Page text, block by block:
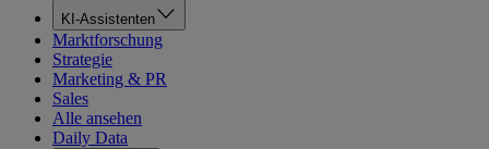
KI-Assistenten
Marktforschung
Strategie
Marketing & PR
Sales
Alle ansehen
Daily Data